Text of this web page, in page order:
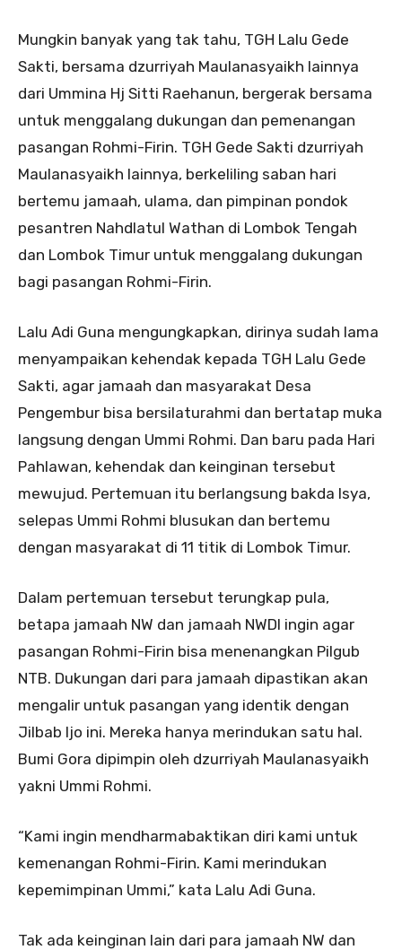
Mungkin banyak yang tak tahu, TGH Lalu Gede
Sakti, bersama dzurriyah Maulanasyaikh lainnya
dari Ummina Hj Sitti Raehanun, bergerak bersama
untuk menggalang dukungan dan pemenangan
pasangan Rohmi-Firin. TGH Gede Sakti dzurriyah
Maulanasyaikh lainnya, berkeliling saban hari
bertemu jamaah, ulama, dan pimpinan pondok
pesantren Nahdlatul Wathan di Lombok Tengah
dan Lombok Timur untuk menggalang dukungan
bagi pasangan Rohmi-Firin.
Lalu Adi Guna mengungkapkan, dirinya sudah lama
menyampaikan kehendak kepada TGH Lalu Gede
Sakti, agar jamaah dan masyarakat Desa
Pengembur bisa bersilaturahmi dan bertatap muka
langsung dengan Ummi Rohmi. Dan baru pada Hari
Pahlawan, kehendak dan keinginan tersebut
mewujud. Pertemuan itu berlangsung bakda Isya,
selepas Ummi Rohmi blusukan dan bertemu
dengan masyarakat di 11 titik di Lombok Timur.
Dalam pertemuan tersebut terungkap pula,
betapa jamaah NW dan jamaah NWDI ingin agar
pasangan Rohmi-Firin bisa menenangkan Pilgub
NTB. Dukungan dari para jamaah dipastikan akan
mengalir untuk pasangan yang identik dengan
Jilbab Ijo ini. Mereka hanya merindukan satu hal.
Bumi Gora dipimpin oleh dzurriyah Maulanasyaikh
yakni Ummi Rohmi.
“Kami ingin mendharmabaktikan diri kami untuk
kemenangan Rohmi-Firin. Kami merindukan
kepemimpinan Ummi,” kata Lalu Adi Guna.
Tak ada keinginan lain dari para jamaah NW dan